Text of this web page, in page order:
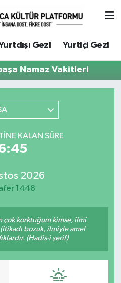
Gezi Yurtiçi Gezi
Namaz Vakitleri
KALAN SÜRE
2026
1448
çok korktuğum kimse, ilmi
bozuk, ilmiyle amel
(Hadis-i şerif)
Haritası
ve Fikstür